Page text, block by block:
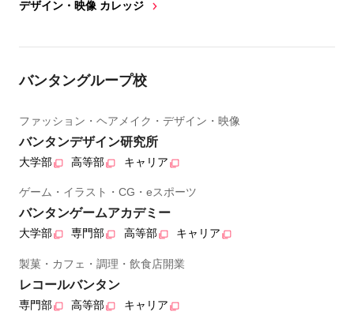
デザイン・映像 カレッジ
バンタングループ校
ファッション・ヘアメイク・デザイン・映像
バンタンデザイン研究所
大学部 高等部 キャリア
ゲーム・イラスト・CG・eスポーツ
バンタンゲームアカデミー
大学部 専門部 高等部 キャリア
製菓・カフェ・調理・飲食店開業
レコールバンタン
専門部 高等部 キャリア